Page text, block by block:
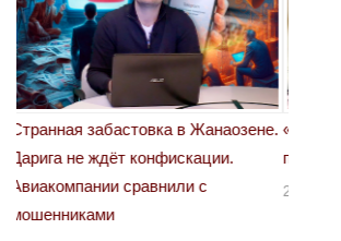
«Новый Казахстан не говорит всей
правды»
29.10.2024 09:00 39623